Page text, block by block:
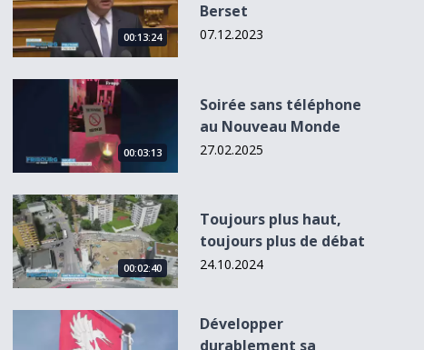
00:13:24
Berset
07.12.2023
Soirée sans téléphone au Nouveau Monde
00:03:13
Soirée sans téléphone
au Nouveau Monde
27.02.2025
Toujours plus haut, toujours plus de débat
00:02:40
Toujours plus haut,
toujours plus de débat
24.10.2024
Développer durablement sa commune
Développer
durablement sa